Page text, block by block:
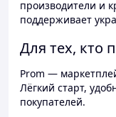
производители и
поддерживает
Для тех, кто
Prom —
Лёгкий старт,
покупателей.